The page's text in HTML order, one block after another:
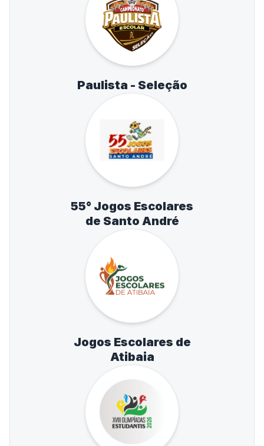
Paulista - Seleção
55° Jogos Escolares
de Santo André
Jogos Escolares de
Atibaia